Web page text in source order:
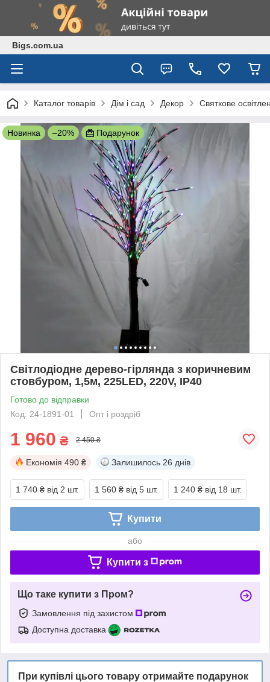
Bigs.com.ua
Каталог товарів Дім і сад Декор Святкове
Новинка –20% Подарунок
Світлодіодне дерево-гірлянда з коричневим
стовбуром, 1,5м, 225LED, 220V, IP40
Готово до відправки
Код: 24-1891-01
Опт і роздріб
1 960 ₴ 2 450 ₴
Економія 490 ₴ Залишилось 26 днів
1 740 ₴ від 2 шт. 1 560 ₴ від 5 шт. 1 240 ₴ від 18 шт.
Купити
або
Купити з
Що таке купити з Пром?
Замовлення під захистом
Доступна доставка
При купівлі цього товару отримайте подарунок